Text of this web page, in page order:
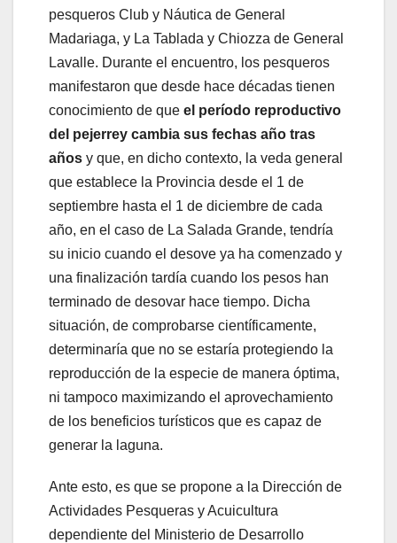
pesqueros Club y Náutica de General
Madariaga, y La Tablada y Chiozza de General
Lavalle. Durante el encuentro, los pesqueros
manifestaron que desde hace décadas tienen
conocimiento de que el período reproductivo
del pejerrey cambia sus fechas año tras
años y que, en dicho contexto, la veda general
que establece la Provincia desde el 1 de
septiembre hasta el 1 de diciembre de cada
año, en el caso de La Salada Grande, tendría
su inicio cuando el desove ya ha comenzado y
una finalización tardía cuando los pesos han
terminado de desovar hace tiempo. Dicha
situación, de comprobarse científicamente,
determinaría que no se estaría protegiendo la
reproducción de la especie de manera óptima,
ni tampoco maximizando el aprovechamiento
de los beneficios turísticos que es capaz de
generar la laguna.
Ante esto, es que se propone a la Dirección de
Actividades Pesqueras y Acuicultura
dependiente del Ministerio de Desarrollo